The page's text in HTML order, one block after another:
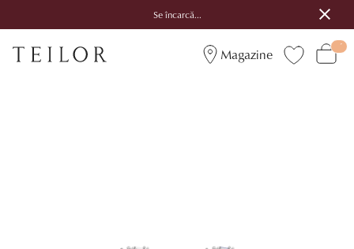
Se încarcă...
Magazine